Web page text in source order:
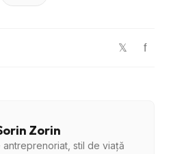
𝕏 f
Zorin
antreprenoriat, stil de viață